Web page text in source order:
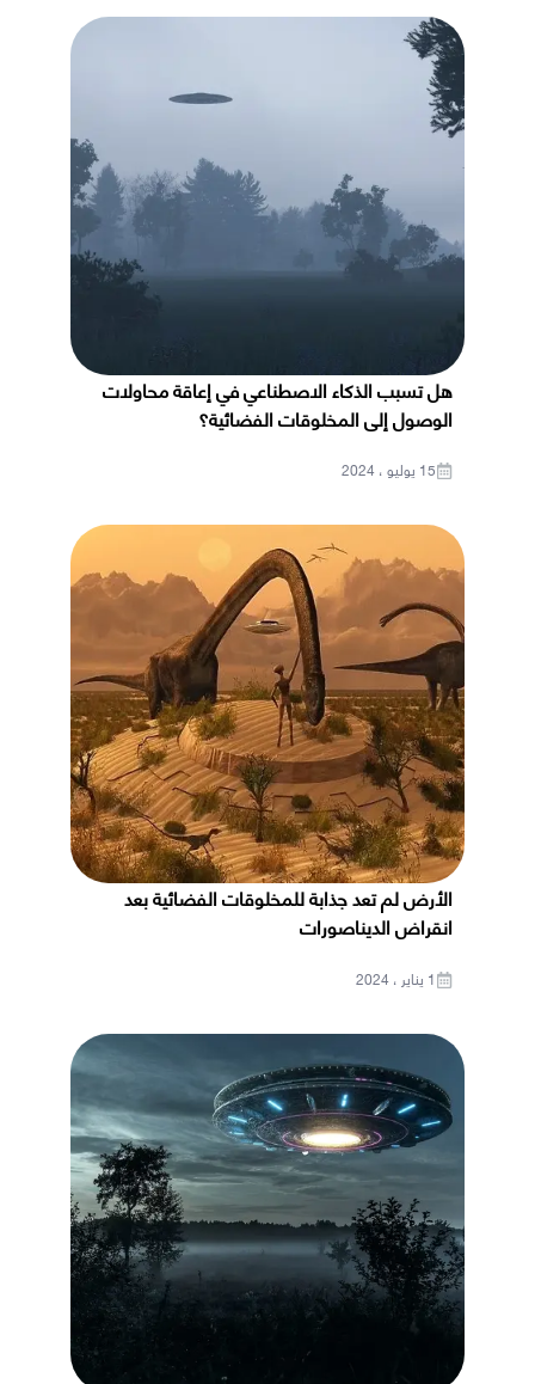
هل تسبب الذكاء الاصطناعي في إعاقة محاولات
الوصول إلى المخلوقات الفضائية؟
15 يوليو ، 2024
الأرض لم تعد جذابة للمخلوقات الفضائية بعد
انقراض الديناصورات
1 يناير ، 2024